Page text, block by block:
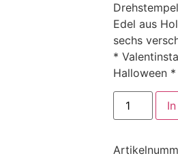
Edel aus
sechs
*
Halloween *